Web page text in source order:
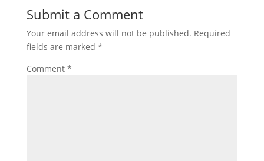
Submit a Comment
Your email address will not be published. Required
fields are marked *
Comment *